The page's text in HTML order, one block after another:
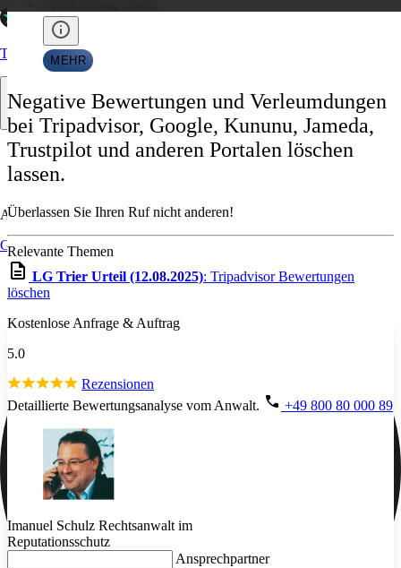
Trustpilot
Allgemein
Google
MEHR
Negative Bewertungen und Verleumdungen
bei Tripadvisor, Google, Kununu, Jameda,
Trustpilot und anderen Portalen löschen
lassen.
Überlassen Sie Ihren Ruf nicht anderen!
Relevante Themen
LG Trier Urteil (12.08.2025): Tripadvisor Bewertungen
löschen
Kostenlose Anfrage & Auftrag
5.0
Rezensionen
Detaillierte Bewertungsanalyse vom Anwalt.
+49 800 80 000 89
Imanuel Schulz Rechtsanwalt im
Reputationsschutz
Ansprechpartner